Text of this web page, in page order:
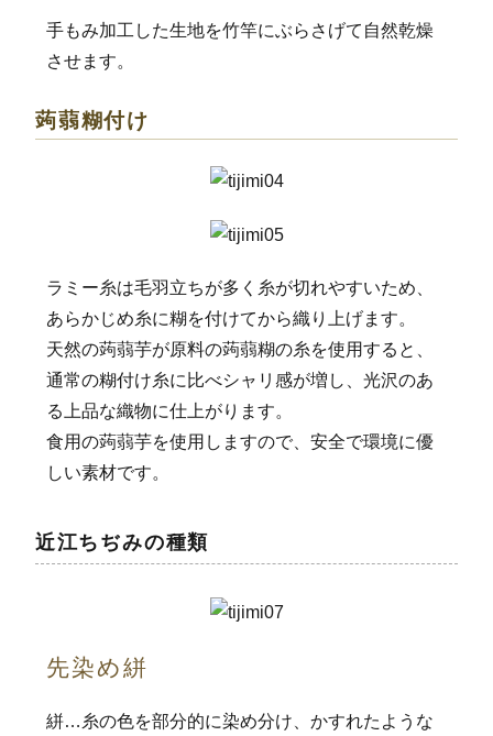
手もみ加工した生地を竹竿にぶらさげて自然乾燥
させます。
蒟蒻糊付け
ラミー糸は毛羽立ちが多く糸が切れやすいため、
あらかじめ糸に糊を付けてから織り上げます。
天然の蒟蒻芋が原料の蒟蒻糊の糸を使用すると、
通常の糊付け糸に比べシャリ感が増し、光沢のあ
る上品な織物に仕上がります。
食用の蒟蒻芋を使用しますので、安全で環境に優
しい素材です。
近江ちぢみの種類
先染め絣
絣…糸の色を部分的に染め分け、かすれたような